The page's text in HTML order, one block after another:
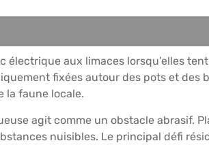
aux limaces lorsqu’elles
fixées autour des pots et des
la faune locale.
agit comme un obstacle abrasif.
nuisibles. Le principal défi